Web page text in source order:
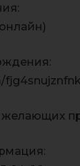
fjg4snujznfnk